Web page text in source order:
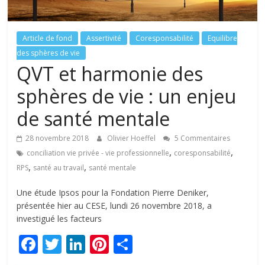
Article de fond Assertivité Coresponsabilité
Equilibre
des sphères de vie
QVT et harmonie des
sphères de vie : un enjeu
de santé mentale
28 novembre 2018 Olivier Hoeffel
5 Commentaires
conciliation vie privée - vie professionnelle, coresponsabilité,
RPS, santé au travail, santé mentale
Une étude Ipsos pour la Fondation Pierre Deniker,
présentée hier au CESE, lundi 26 novembre 2018, a
investigué les facteurs
F T Li Pi